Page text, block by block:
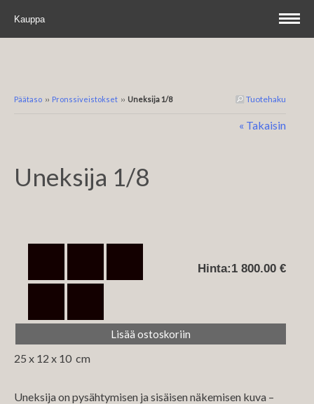
Kauppa
Tuotehaku
Päätaso ›› Pronssiveistokset ›› Uneksija 1/8
« Takaisin
Uneksija 1/8
Hinta:1 800.00 €
‏25 x 12 x 10 cm
Uneksija on pysähtymisen ja sisäisen näkemisen kuva –